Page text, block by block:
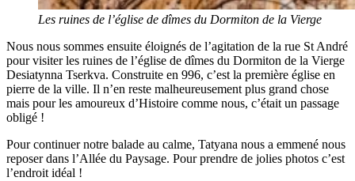
Les ruines de l’église de dîmes du Dormiton de la Vierge
Nous nous sommes ensuite éloignés de l’agitation de la rue St André
pour visiter les ruines de l’église de dîmes du Dormiton de la Vierge
Desiatynna Tserkva. Construite en 996, c’est la première église en
pierre de la ville. Il n’en reste malheureusement plus grand chose
mais pour les amoureux d’Histoire comme nous, c’était un passage
obligé !
Pour continuer notre balade au calme, Tatyana nous a emmené nous
reposer dans l’Allée du Paysage. Pour prendre de jolies photos c’est
l’endroit idéal !